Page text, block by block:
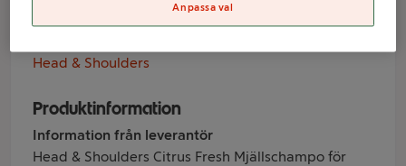
Head & Shoulders
Produktinformation
Information från leverantör
Head & Shoulders Citrus Fresh Mjällschampo för
Anpassa val